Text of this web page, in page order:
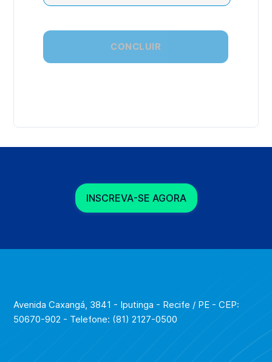
INSCREVA-SE AGORA
Avenida Caxangá, 3841 - Iputinga - Recife / PE - CEP:
50670-902 - Telefone: (81) 2127-0500